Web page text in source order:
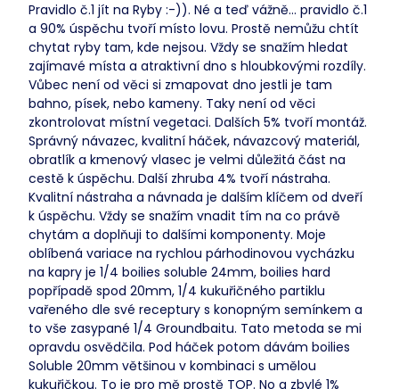
Pravidlo č.1 jít na Ryby :-)). Né a teď vážně... pravidlo č.1
a 90% úspěchu tvoří místo lovu. Prostě nemůžu chtít
chytat ryby tam, kde nejsou. Vždy se snažím hledat
zajímavé místa a atraktivní dno s hloubkovými rozdíly.
Vůbec není od věci si zmapovat dno jestli je tam
bahno, písek, nebo kameny. Taky není od věci
zkontrolovat místní vegetaci. Dalších 5% tvoří montáž.
Správný návazec, kvalitní háček, návazcový materiál,
obratlík a kmenový vlasec je velmi důležitá část na
cestě k úspěchu. Další zhruba 4% tvoří nástraha.
Kvalitní nástraha a návnada je dalším klíčem od dveří
k úspěchu. Vždy se snažím vnadit tím na co právě
chytám a doplňuji to dalšími komponenty. Moje
oblíbená variace na rychlou párhodinovou vycházku
na kapry je 1/4 boilies soluble 24mm, boilies hard
popřípadě spod 20mm, 1/4 kukuřičného partiklu
vařeného dle své receptury s konopným semínkem a
to vše zasypané 1/4 Groundbaitu. Tato metoda se mi
opravdu osvědčila. Pod háček potom dávám boilies
Soluble 20mm většinou v kombinaci s umělou
kukuřičkou. To je pro mě prostě TOP. No a zbylé 1%